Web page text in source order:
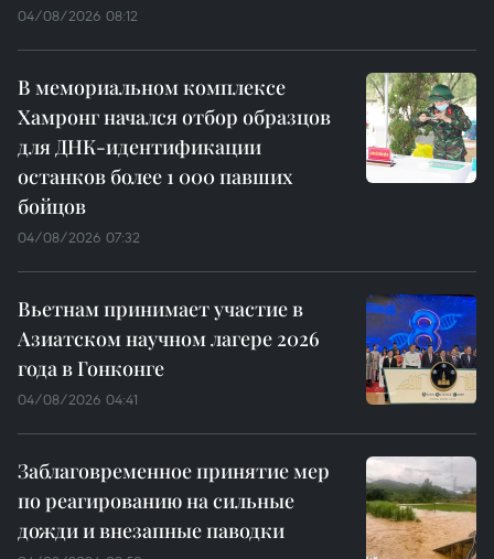
04/08/2026 08:12
В мемориальном комплексе
Хамронг начался отбор образцов
для ДНК-идентификации
останков более 1 000 павших
бойцов
04/08/2026 07:32
Вьетнам принимает участие в
Азиатском научном лагере 2026
года в Гонконге
04/08/2026 04:41
Заблаговременное принятие мер
по реагированию на сильные
дожди и внезапные паводки